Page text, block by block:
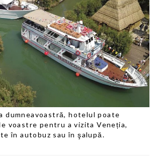
dumneavoastră, hotelul poate
voastre pentru a vizita Veneția,
în autobuz sau în şalupă.